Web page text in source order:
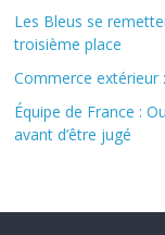
Les Bleus se
troisième place
Commerce extérieur
Équipe de France :
avant d’être jugé